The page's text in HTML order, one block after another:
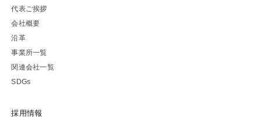
代表ご挨拶
会社概要
沿革
事業所一覧
関連会社一覧
SDGs
採用情報